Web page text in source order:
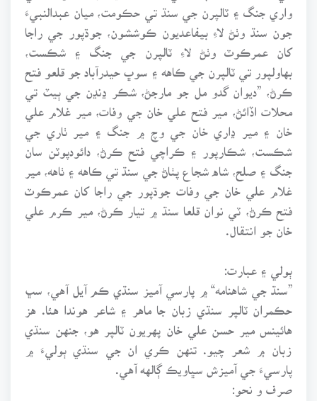
واري جنگ ۽ ٽالپرن جي سنڌ تي حڪومت، ميان عبدالنبيءَ
جون سنڌ وٺڻ لاءِ بيفاعديون ڪوششون، جوڌپور جي راجا
کان عمرڪوٽ وٺڻ لاءِ ٽالپرن جي جنگ ۽ شڪست،
بهاولپور تي ٽالپرن جي ڪاهه ۽ سوڀ حيدرآباد جو قلعو فتح
ڪرڻ، ”ديوان گدو مل جو مارجڻ، شڪر ڍنڍن جي ٻيٽ تي
محلات اڏائڻ، مير فتح علي خان جي وفات، مير غلام علي
خان ۽ مير ڍاري خان جي وچ ۾ جنگ ۽ مير ٺاري جي
شڪست، شڪارپور ۽ ڪراچي فتح ڪرڻ، دائودپوٽن سان
جنگ ۽ صلح، شاه شجاع پٺاڻ جي سنڌ تي ڪاهه ۽ ٺاهه، مير
غلام علي خان جي وفات جوڌپور جي راجا کان عمرڪوٽ
فتح ڪرڻ، ٽي نوان قلعا سنڌ ۾ تيار ڪرڻ، مير ڪرم علي
خان جو انتقال.
ٻولي ۽ عبارت:
”سنڌ جي شاهنامه“ ۾ پارسي آميز سنڌي ڪم آيل آهي، سڀ
حڪمران ٽالپر سنڌي زبان جا ماهر ۽ شاعر هوندا هئا. هز
هائينس مير حسن علي خان پهريون ٽالپر هو، جنهن سنڌي
زبان ۾ شعر چيو. تنهن ڪري ان جي سنڌي ٻوليءَ ۾
پارسيءَ جي آميزش سڀاويڪ ڳالهه آهي.